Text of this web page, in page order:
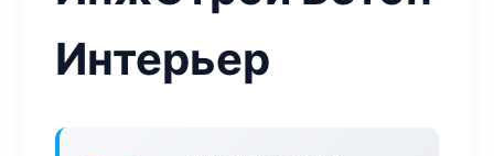
Интерьер